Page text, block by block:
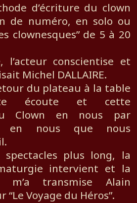
d’écriture du clown
de numéro, en solo ou
clownesques” de 5 à 20
l’acteur conscientise et
Michel DALLAIRE.
du plateau à la table
écoute et cette
Clown en nous par
en nous que nous
plus long, la
intervient et la
m’a transmise Alain
“Le Voyage du Héros”.